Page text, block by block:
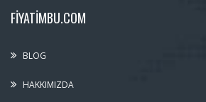
FIYATIMBU.COM
BLOG
HAKKIMIZDA